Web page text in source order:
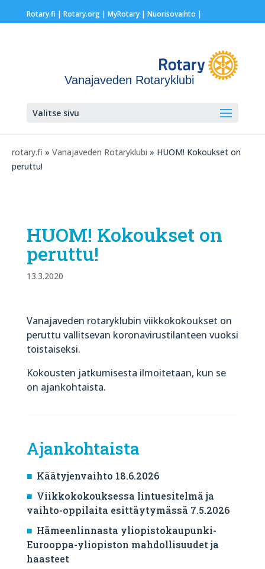
Rotary.fi | Rotary.org| MyRotary | Nuorisovaihto |
Vanajaveden Rotaryklubi
Valitse sivu
rotary.fi » Vanajaveden Rotaryklubi » HUOM! Kokoukset on
peruttu!
HUOM! Kokoukset on
peruttu!
13.3.2020
Vanajaveden rotaryklubin viikkokokoukset on
peruttu vallitsevan koronavirustilanteen vuoksi
toistaiseksi.
Kokousten jatkumisesta ilmoitetaan, kun se
on ajankohtaista.
Ajankohtaista
Käätyjenvaihto 18.6.2026
Viikkokokouksessa lintuesitelmä ja
vaihto-oppilaita esittäytymässä 7.5.2026
Hämeenlinnasta yliopistokaupunki-
Eurooppa-yliopiston mahdollisuudet ja
haasteet